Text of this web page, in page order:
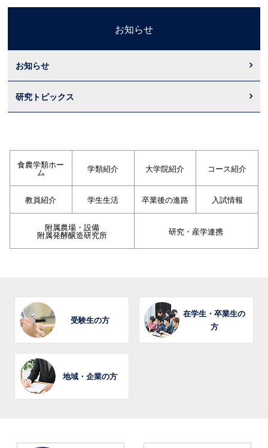
お知らせ
お知らせ
研究トピックス
食農学類ホー
ム 学類紹介 大学院紹介 コース紹介
教員紹介 学生生活 卒業後の進路 入試情報
附属農場・設備
附属発酵醸造研究所 研究・産学連携
受験生の方
在学生・卒業生の
方
地域・企業の方